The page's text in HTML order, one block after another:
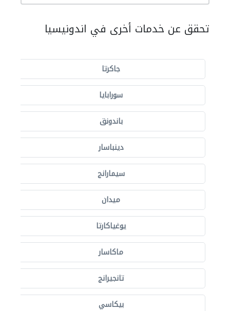
تحقق عن خدمات أخرى في اندونيسيا
جاكرتا
سورابايا
باندونق
دينباسار
سيمارانج
ميدان
يوغياكارتا
ماكاسار
تانجيرانج
بيكاسي